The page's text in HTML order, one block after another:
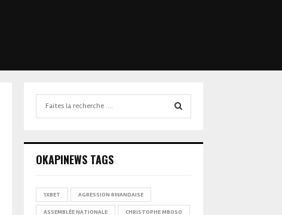
OKAPINEWS TAGS
1XBET AGRESSION RWANDAISE
ASSEMBLÉE NATIONALE CHRISTOPHE MBOSO